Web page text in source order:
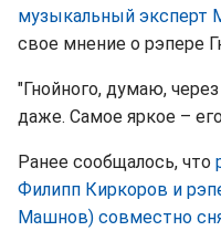
музыкальный эксперт
свое мнение о рэпере
"Гнойного, думаю,
даже. Самое яркое –
Ранее сообщалось, что
Филипп Киркоров и
Машнов) совместно